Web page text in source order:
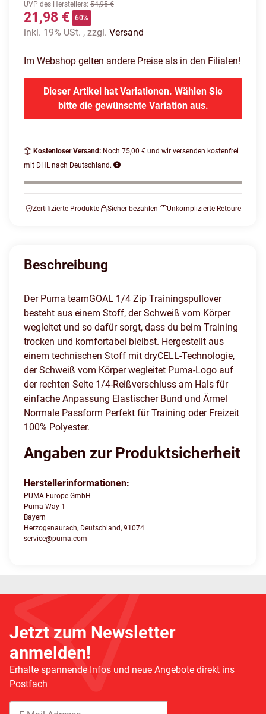
UVP des Herstellers: 54,95 €
21,98 € 60%
inkl. 19% USt. , zzgl. Versand
Im Webshop gelten andere Preise als in den Filialen!
Dieser Artikel hat Variationen. Wählen Sie
bitte die gewünschte Variation aus.
Kostenloser Versand: Noch 75,00 € und wir versenden kostenfrei
mit DHL nach Deutschland.
Zertifizierte Produkte Sicher bezahlen Unkomplizierte Retoure
Beschreibung
Der Puma teamGOAL 1/4 Zip Trainingspullover
besteht aus einem Stoff, der Schweiß vom Körper
wegleitet und so dafür sorgt, dass du beim Training
trocken und komfortabel bleibst. Hergestellt aus
einem technischen Stoff mit dryCELL-Technologie,
der Schweiß vom Körper wegleitet Puma-Logo auf
der rechten Seite 1/4-Reißverschluss am Hals für
einfache Anpassung Elastischer Bund und Ärmel
Normale Passform Perfekt für Training oder Freizeit
100% Polyester.
Angaben zur Produktsicherheit
Herstellerinformationen:
PUMA Europe GmbH
Puma Way 1
Bayern
Herzogenaurach, Deutschland, 91074
service@puma.com
Jetzt zum Newsletter
anmelden!
Erhalte spannende Infos und neue Angebote direkt ins
Postfach